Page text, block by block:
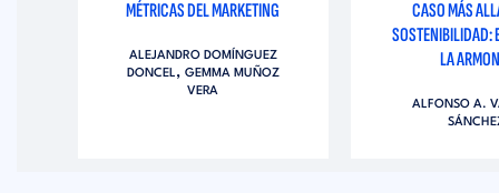
MÉTRICAS DEL MARKETING
ALEJANDRO DOMÍNGUEZ
DONCEL, GEMMA MUÑOZ
VERA
CASO MÁS
SOSTENIBILIDAD:
LA
ALFONSO A.